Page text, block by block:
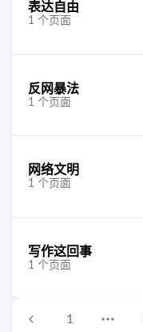
表达自由
1 个页面
反网暴法
1 个页面
网络文明
1 个页面
写作这回事
1 个页面
1